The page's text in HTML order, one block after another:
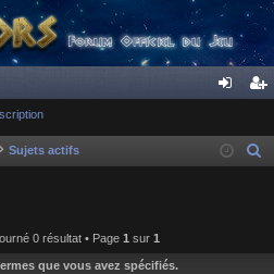
ne cri
Sujets actifs
0 résultat • Page 1 sur 1
que vous avez spécifiés.